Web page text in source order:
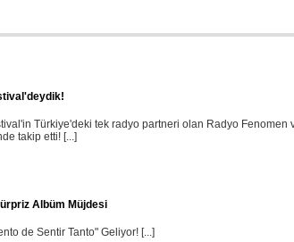
Türkiye'deki tek radyo partneri olan Radyo
takip etti! [...]
Albüm Müjdesi
de Sentir Tanto" Geliyor! [...]